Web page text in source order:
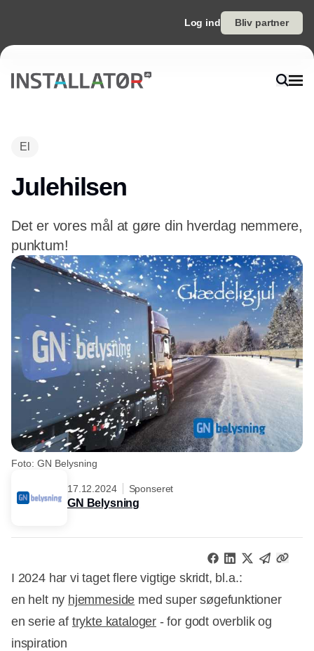
Log ind Bliv partner
El
Julehilsen
Det er vores mål at gøre din hverdag nemmere,
punktum!
Foto: GN Belysning
17.12.2024 Sponseret
GN Belysning
I 2024 har vi taget flere vigtige skridt, bl.a.:
en helt ny hjemmeside med super søgefunktioner
en serie af trykte kataloger- for godt overblik og
inspiration